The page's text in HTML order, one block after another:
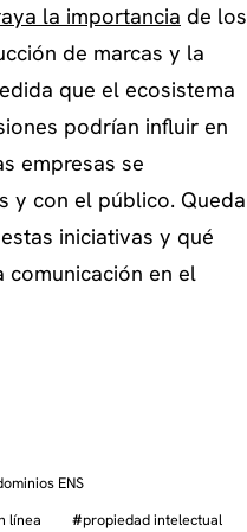
la importancia de los
de marcas y la
que el ecosistema
podrían influir en
empresas se
y con el público. Queda
iniciativas y qué
en el
ENS
línea #propiedad intelectual